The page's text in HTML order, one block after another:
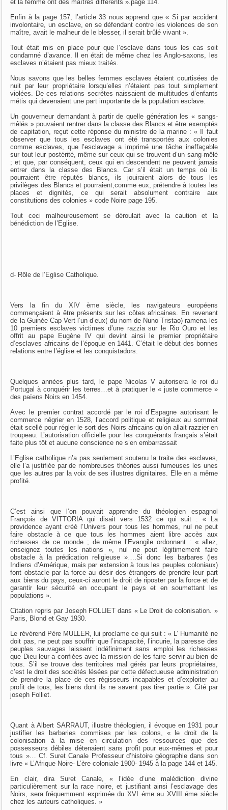
et la femme ont des maîtres différents ».page 114.
Enfin à la page 157, l’article 33 nous apprend que « Si par accident
involontaire, un esclave, en se défendant contre les violences de son
maître, avait le malheur de le blesser, il serait brûlé vivant ».
Tout était mis en place pour que l’esclave dans tous les cas soit
condamné d’avance. Il en était de même chez les Anglo-saxons, les
esclaves n’étaient pas mieux traités.
Nous savons que les belles femmes esclaves étaient courtisées de
nuit par leur propriétaire lorsqu’elles n’étaient pas tout simplement
violées. De ces relations secrètes naissaient de multitudes d’enfants
métis qui devenaient une part importante de la population esclave.
Un gouverneur demandant à partir de quelle génération les « sangs-
mêlés » pouvaient rentrer dans la classe des Blancs et être exemptés
de capitation, reçut cette réponse du ministre de la marine : « Il faut
observer que tous les esclaves ont été transportés aux colonies
comme esclaves, que l’esclavage a imprimé une tâche ineffaçable
sur tout leur postérité, même sur ceux qui se trouvent d’un sang-mêlé
; et que, par conséquent, ceux qui en descendent ne peuvent jamais
entrer dans la classe des Blancs. Car s’il était un temps où ils
pourraient être réputés blancs, ils jouiraient alors de tous les
privilèges des Blancs et pourraient,comme eux, prétendre à toutes les
places et dignités, ce qui serait absolument contraire aux
constitutions des colonies » code Noire page 195.
Tout ceci malheureusement se déroulait avec la caution et la
bénédiction de l’Eglise.
d- Rôle de l’Eglise Catholique.
Vers la fin du XIV ème siècle, les navigateurs européens
commençaient à être présents sur les côtes africaines. En revenant
de la Guinée Cap Vert l’un d’eux( du nom de Nuno Tristao) ramena les
10 premiers esclaves victimes d’une razzia sur le Rio Ouro et les
offrit au pape Eugène IV qui devint ainsi le premier propriétaire
d’esclaves africains de l’époque en 1441. C’était le début des bonnes
relations entre l’église et les conquistadors.
Quelques années plus tard, le pape Nicolas V autorisera le roi du
Portugal à conquérir les terres…et à pratiquer le « juste commerce »
des païens Noirs en 1454.
Avec le premier contrat accordé par le roi d’Espagne autorisant le
commerce négrier en 1528, l’accord politique et religieux au sommet
était scellé pour régler le sort des Noirs africains qu’on allait razzier en
troupeau. L’autorisation officielle pour les conquérants français s’était
faite plus tôt et aucune conscience ne s’en embarrassait
L’Eglise catholique n’a pas seulement soutenu la traite des esclaves,
elle l’a justifiée par de nombreuses théories aussi fumeuses les unes
que les autres par la voix de ses illustres dignitaires. Elle en a même
profité.
C’est ainsi que l’on pouvait apprendre du théologien espagnol
François de VITTORIA qui disait vers 1532 ce qui suit : « La
providence ayant créé l’Univers pour tous les hommes, nul ne peut
faire obstacle à ce que tous les hommes aient libre accès aux
richesses de ce monde ; de même l’Evangile ordonnant : « allez,
enseignez toutes les nations », nul ne peut légitimement faire
obstacle à la prédication religieuse »….Si donc les barbares (les
Indiens d’Amérique, mais par extension à tous les peuples coloniaux)
font obstacle par la force au désir des étrangers de prendre leur part
aux biens du pays, ceux-ci auront le droit de riposter par la force et de
garantir leur sécurité en occupant le pays et en soumettant les
populations ».
Citation repris par Joseph FOLLIET dans « Le Droit de colonisation. »
Paris, Blond et Gay 1930.
Le révérend Père MULLER, lui proclame ce qui suit : « L’ Humanité ne
doit pas, ne peut pas souffrir que l’incapacité, l’incurie, la paresse des
peuples sauvages laissent indéfiniment sans emploi les richesses
que Dieu leur a confiées avec la mission de les faire servir au bien de
tous. S’il se trouve des territoires mal gérés par leurs propriétaires,
c’est le droit des sociétés lésées par cette défectueuse administration
de prendre la place de ces régisseurs incapables et d’exploiter au
profit de tous, les biens dont ils ne savent pas tirer partie ». Cité par
joseph Folliet.
Quant à Albert SARRAUT, illustre théologien, il évoque en 1931 pour
justifier les barbaries commises par les colons, « le droit de la
colonisation à la mise en circulation des ressources que des
possesseurs débiles détenaient sans profit pour eux-mêmes et pour
tous »… Cf. Suret Canale Professeur d’histoire géographie dans son
livre « L’Afrique Noire- L’ère coloniale 1900- 1945 à la page 144 et 145.
En clair, dira Suret Canale, « l’idée d’une malédiction divine
particulièrement sur la race noire, et justifiant ainsi l’esclavage des
Noirs, sera fréquemment exprimée du XVI éme au XVIII éme siècle
chez les auteurs catholiques. »